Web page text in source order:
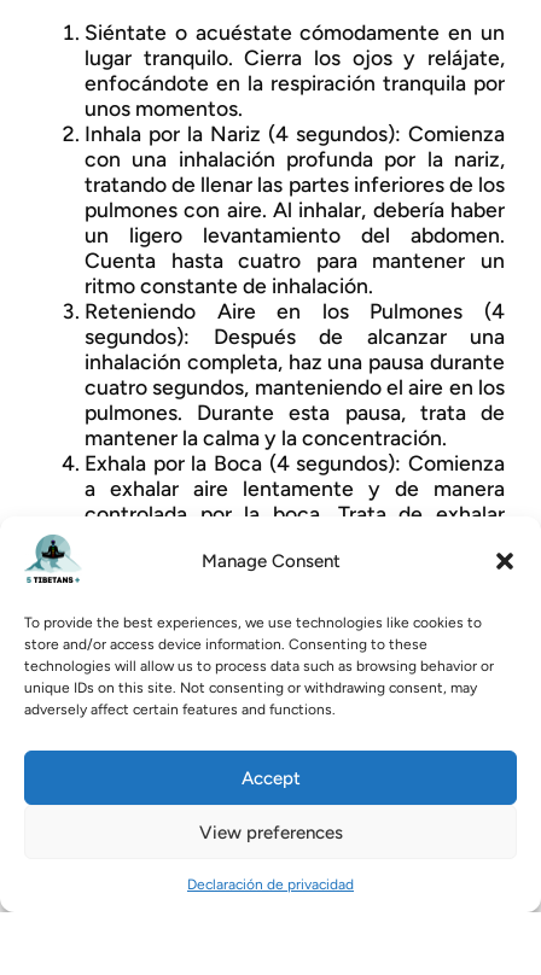
Manage Consent
To provide the best experiences, we use technologies like cookies to
store and/or access device information. Consenting to these
technologies will allow us to process data such as browsing behavior or
unique IDs on this site. Not consenting or withdrawing consent, may
adversely affect certain features and functions.
Accept
View preferences
Declaración de privacidad
Siéntate o acuéstate cómodamente en un
lugar tranquilo. Cierra los ojos y relájate,
enfocándote en la respiración tranquila por
unos momentos.
Inhala por la Nariz (4 segundos): Comienza
con una inhalación profunda por la nariz,
tratando de llenar las partes inferiores de los
pulmones con aire. Al inhalar, debería haber
un ligero levantamiento del abdomen.
Cuenta hasta cuatro para mantener un
ritmo constante de inhalación.
Reteniendo Aire en los Pulmones (4
segundos): Después de alcanzar una
inhalación completa, haz una pausa durante
cuatro segundos, manteniendo el aire en los
pulmones. Durante esta pausa, trata de
mantener la calma y la concentración.
Exhala por la Boca (4 segundos): Comienza
a exhalar aire lentamente y de manera
controlada por la boca. Trata de exhalar
tu cabeza para mantener un ritmo
la exhalación sea uniforme y controlada.
Reteniendo los Pulmones Vacíos (4
segundos): Después de una exhalación
completa, haz una pausa durante cuatro
segundos, manteniendo los pulmones
enfócate en la pausa de cuatro segundos.
Continúa estos pasos durante unos
tranquila y controlada. Cuanto más
sobre tu respiración en situaciones